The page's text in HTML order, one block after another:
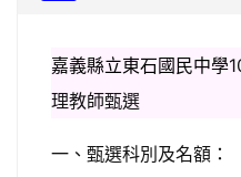
嘉義縣立東石國民中學
理教師甄選
一、甄選科別及名額：